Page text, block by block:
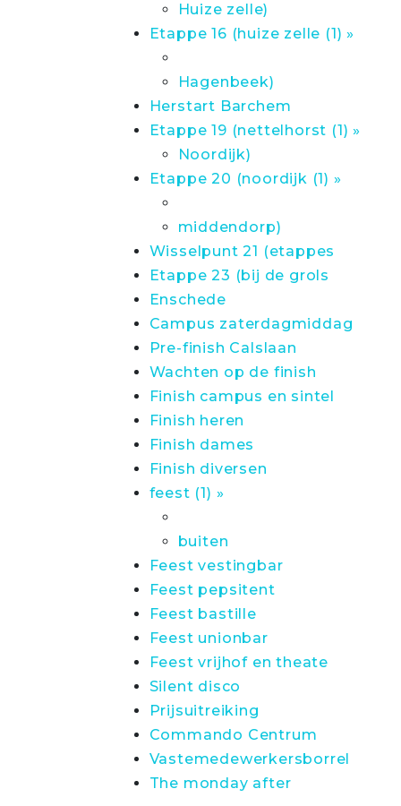
Huize zelle)
Etappe 16 (huize zelle (1) »
Hagenbeek)
Herstart Barchem
Etappe 19 (nettelhorst (1) »
Noordijk)
Etappe 20 (noordijk (1) »
middendorp)
Wisselpunt 21 (etappes
Etappe 23 (bij de grols
Enschede
Campus zaterdagmiddag
Pre-finish Calslaan
Wachten op de finish
Finish campus en sintel
Finish heren
Finish dames
Finish diversen
feest (1) »
buiten
Feest vestingbar
Feest pepsitent
Feest bastille
Feest unionbar
Feest vrijhof en theate
Silent disco
Prijsuitreiking
Commando Centrum
Vastemedewerkersborrel
The monday after